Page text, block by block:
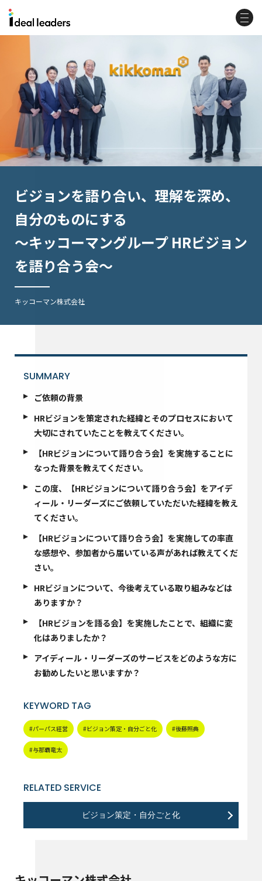
ビジョンを語り合い、理解を深め、
自分のものにする
〜キッコーマングループ HRビジョン
を語り合う会〜
キッコーマン株式会社
SUMMARY
ご依頼の背景
HRビジョンを策定された経緯とそのプロセスにおいて
大切にされていたことを教えてください。
【HRビジョンについて語り合う会】を実施することに
なった背景を教えてください。
この度、【HRビジョンについて語り合う会】をアイデ
ィール・リーダーズにご依頼していただいた経緯を教え
てください。
【HRビジョンについて語り合う会】を実施しての率直
な感想や、参加者から届いている声があれば教えてくだ
さい。
HRビジョンについて、今後考えている取り組みなどは
ありますか？
【HRビジョンを語る会】を実施したことで、組織に変
化はありましたか？
アイディール・リーダーズのサービスをどのような方に
お勧めしたいと思いますか？
KEYWORD TAG
#パーパス経営 #ビジョン策定・自分ごと化 #後藤照典
#与那覇竜太
RELATED SERVICE
ビジョン策定・自分ごと化